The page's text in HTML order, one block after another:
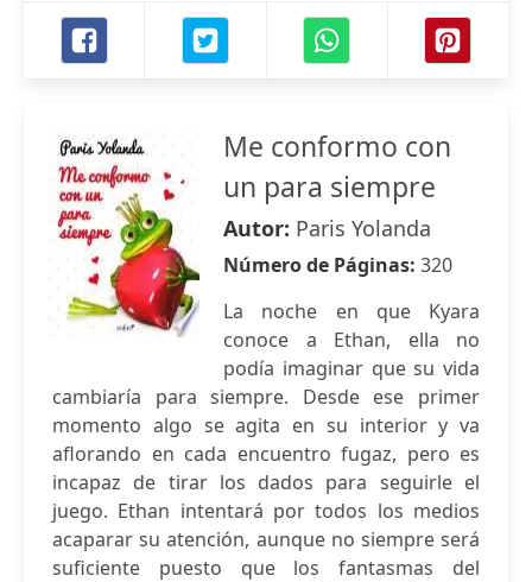
Me conformo con
un para siempre
Autor: Paris Yolanda
Número de Páginas: 320
La noche en que Kyara
conoce a Ethan, ella no
podía imaginar que su vida
cambiaría para siempre. Desde ese primer
momento algo se agita en su interior y va
aflorando en cada encuentro fugaz, pero es
incapaz de tirar los dados para seguirle el
juego. Ethan intentará por todos los medios
acaparar su atención, aunque no siempre será
suficiente puesto que los fantasmas del